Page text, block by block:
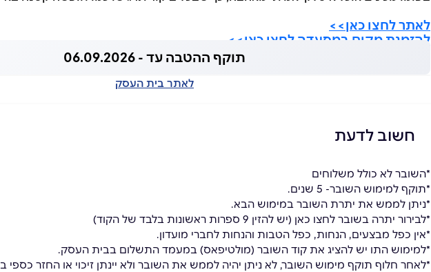
לאתר לחצו כאן>>
להזמנת מקום במסעדה לחצו כאן>>
תוקף ההטבה עד - 06.09.2026
לאתר בית העסק
חשוב לדעת
*השובר לא כולל משלוחים
*תוקף למימוש השובר- 5 שנים.
*ניתן לממש את יתרת השובר במימוש הבא.
*לבירור יתרה בשובר לחצו כאן (יש להזין 9 ספרות ראשונות בלבד של הקוד)
*אין כפל מבצעים, הנחות, כפל הטבות והנחות לחברי מועדון.
*למימוש התו יש להציג את קוד השובר (מולטיפאס) במעמד התשלום בבית העסק.
*לאחר חלוף תוקף מימוש השובר, לא ניתן יהיה לממש את השובר ולא יינתן זיכוי או החזר כספי